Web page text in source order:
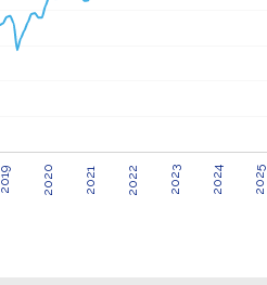
2019 2020 2021 2022 2023 2024 2025